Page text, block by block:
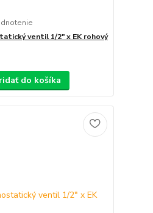
ventil 1/2" x EK rohový
do košíka